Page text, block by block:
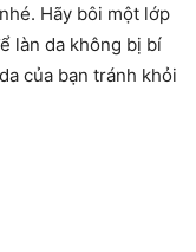
Hãy bôi một lớp
làn da không bị bí
của bạn tránh khỏi